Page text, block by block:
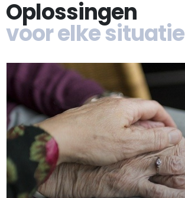
Oplossingen
voor elke situatie